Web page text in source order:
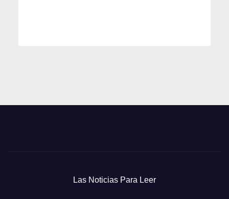
Las Noticias Para Leer